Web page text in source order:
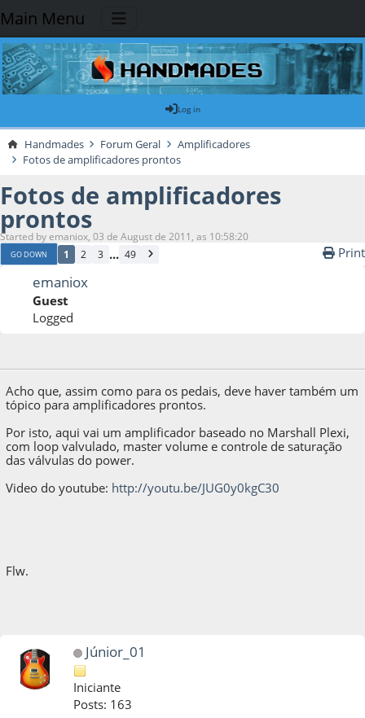
Main Menu
Log in
Handmades Forum Geral
Amplificadores
Fotos de amplificadores prontos
Fotos de amplificadores
prontos
Started by emaniox, 03 de August de 2011, as 10:58:20
GO DOWN 1 2 3 ... 49 Print
emaniox
Guest
Logged
Acho que, assim como para os pedais, deve haver também um
tópico para amplificadores prontos.
Por isto, aqui vai um amplificador baseado no Marshall Plexi,
com loop valvulado, master volume e controle de saturação
das válvulas do power.
Video do youtube: http://youtu.be/JUG0y0kgC30
Flw.
Júnior_01
Iniciante
Posts: 163